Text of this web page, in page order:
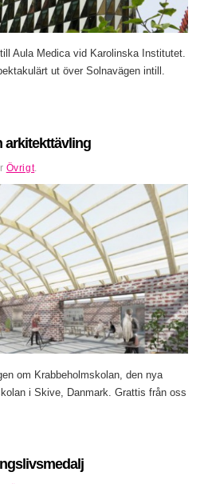
Aula Medica vid Karolinska Institutet.
ut över Solnavägen intill.
arkitekttävling
Övrigt.
om Krabbeholmskolan, den nya
i Skive, Danmark. Grattis från oss